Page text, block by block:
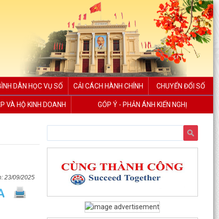
DÂN HỌC VỤ SỐ CẢI CÁCH HÀNH CHÍNH CHUYỂN ĐỔI SỐ
VÀ HỘ KINH DOANH GÓP Ý - PHẢN ÁNH KIẾN NGHỊ
23/09/2025